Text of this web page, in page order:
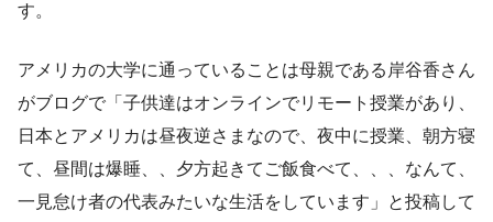
す。
アメリカの大学に通っていることは母親である岸谷香さん
がブログで「子供達はオンラインでリモート授業があり、
日本とアメリカは昼夜逆さまなので、夜中に授業、朝方寝
て、昼間は爆睡、、夕方起きてご飯食べて、、、なんて、
一見怠け者の代表みたいな生活をしています」と投稿して